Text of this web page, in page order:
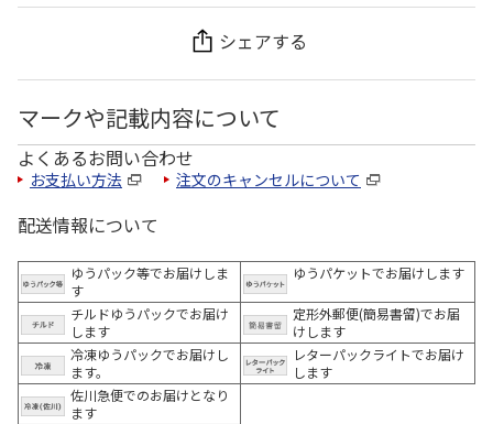
シェアする
マークや記載内容について
よくあるお問い合わせ
お支払い方法 注文のキャンセルについて
配送情報について
ゆうパック等でお届けしま
す
ゆうパケットでお届けします
チルドゆうパックでお届け
します
定形外郵便(簡易書留)でお届
けします
冷凍ゆうパックでお届けし
ます。
レターパックライトでお届け
します
佐川急便でのお届けとなり
ます